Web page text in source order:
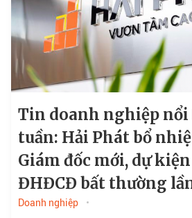
Tin doanh nghiệp
tuần: Hải Phát bổ
Giám đốc mới, dự
ĐHĐCĐ bất thường
Doanh nghiệp